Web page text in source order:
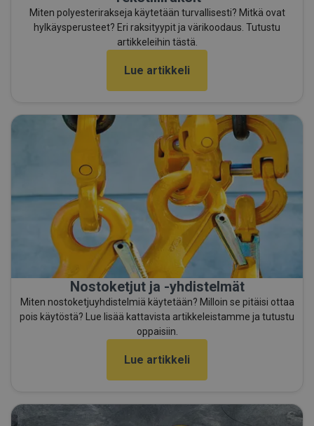
Miten polyesterirakseja käytetään turvallisesti? Mitkä ovat
hylkäysperusteet? Eri raksityypit ja värikoodaus. Tutustu
artikkeleihin tästä.
Lue artikkeli
Nostoketjut ja -yhdistelmät
Miten nostoketjuyhdistelmiä käytetään? Milloin se pitäisi ottaa
pois käytöstä? Lue lisää kattavista artikkeleistamme ja tutustu
oppaisiin.
Lue artikkeli